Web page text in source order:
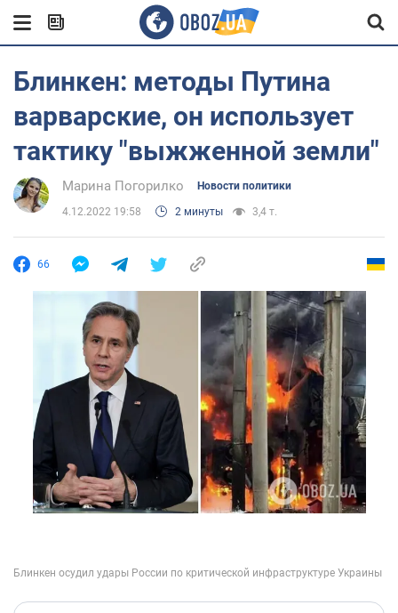
Блинкен: методы Путина
варварские, он использует
тактику "выжженной земли"
Марина Погорилко Новости политики
4.12.2022 19:58 2 минуты 3,4 т.
66